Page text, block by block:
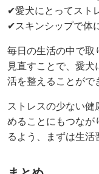
✔愛犬にとってスト
✔スキンシップで体
毎日の生活の中で取
見直すことで、愛
活を整えることがで
ストレスの少ない健
めることにもつなが
るよう、まずは生活